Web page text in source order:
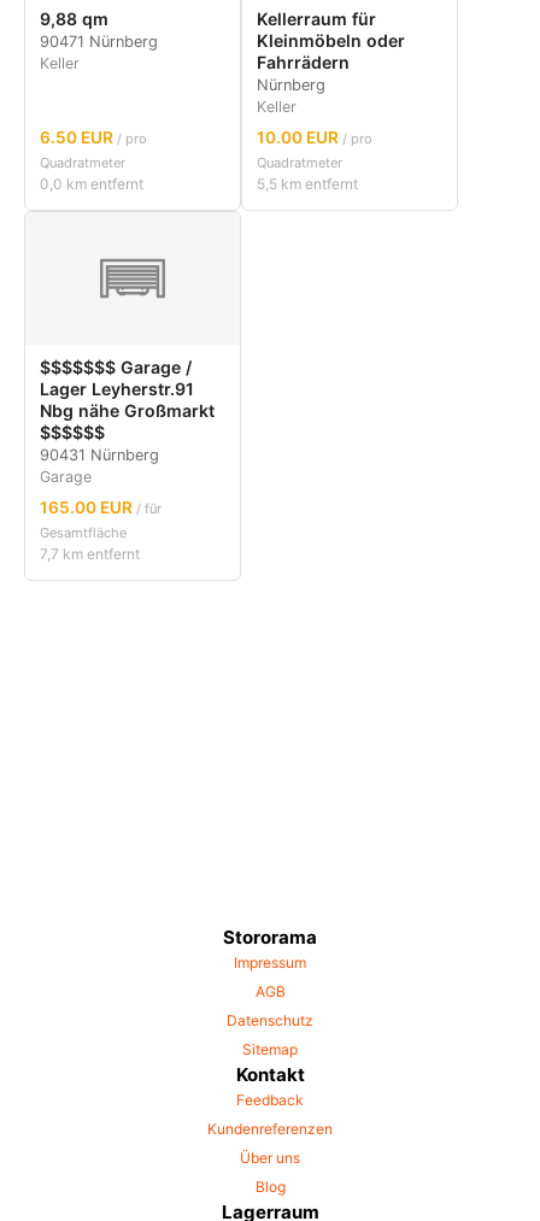
9,88 qm
90471 Nürnberg
Keller
6.50 EUR / pro
Quadratmeter
0,0 km entfernt
Kellerraum für
Kleinmöbeln oder
Fahrrädern
Nürnberg
Keller
10.00 EUR / pro
Quadratmeter
5,5 km entfernt
$$$$$$$ Garage /
Lager Leyherstr.91
Nbg nähe Großmarkt
$$$$$$
90431 Nürnberg
Garage
165.00 EUR / für
Gesamtfläche
7,7 km entfernt
Stororama
Impressum
AGB
Datenschutz
Sitemap
Kontakt
Feedback
Kundenreferenzen
Über uns
Blog
Lagerraum